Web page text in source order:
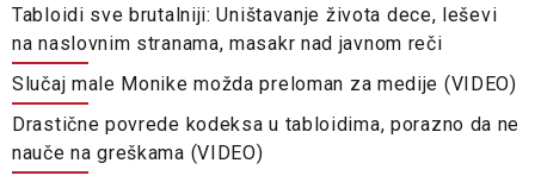
Tabloidi sve brutalniji: Uništavanje života dece, leševi
na naslovnim stranama, masakr nad javnom reči
Slučaj male Monike možda preloman za medije (VIDEO)
Drastične povrede kodeksa u tabloidima, porazno da ne
nauče na greškama (VIDEO)